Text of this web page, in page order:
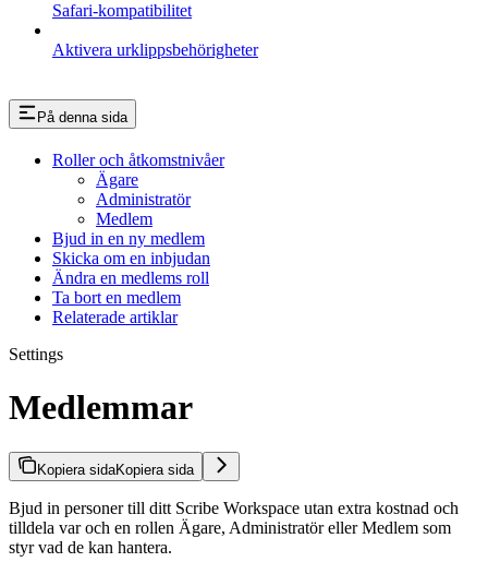
Safari-kompatibilitet
Aktivera urklippsbehörigheter
På denna sida
Roller och åtkomstnivåer
Ägare
Administratör
Medlem
Bjud in en ny medlem
Skicka om en inbjudan
Ändra en medlems roll
Ta bort en medlem
Relaterade artiklar
Settings
Medlemmar
Kopiera sidaKopiera sida
Bjud in personer till ditt Scribe Workspace utan extra kostnad och
tilldela var och en rollen Ägare, Administratör eller Medlem som
styr vad de kan hantera.